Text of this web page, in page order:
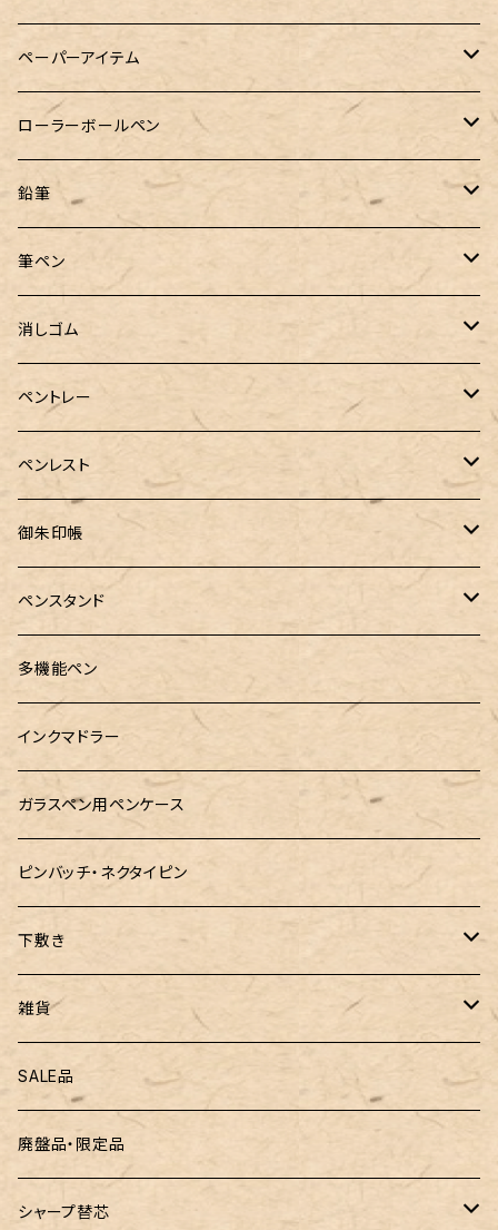
Ystudio（ワイスタジオ）
Nahvalur(ナーヴァル)
TaG サブマリン万年筆 限定ペン先ゴールドプレート
CROSS（クロス）
Sheaffer（シェーファー）
MONTEVERDE（モンテベルデ）
MONTBLANC（モンブラン）
Sheaffer（シェーファー）
マーベラスウッド
トライカラーボールペン
バディ【Mark II(マークツー)】
HUGO BOSS (ヒューゴ ボス)
PARKER(パーカー)
CROSS(クロス)
ANTOU（アントウ）
PenC mini
スタイルフィット ゲルインク
RETRO51
RHODIA(ロディア)
ロットリング
マルチペン
Luddite（ラダイト）
MONTEVERDE(モンテベルテ)
LAMY（ラミー）
ぺんてる
三菱鉛筆
ZEBRA（ゼブラ）
ROMEO（ロメオ）
こぶた工房
Kaweco（カヴェコ）
Ystudio（ワイスタジオ）
エルバン
早川式繰出鉛筆
三菱鉛筆
クルトガ ウッド
ぺんてる
ラミー
ラダイト
PILOT（パイロット）
カスタム
RHODIA(ロディア)
KAYOU＋(カーユプラス)
IWI（アイダブリューアイ）
meister by POINT(マイスターバイポイント)
島田小割製材所
Ystudio（ワイスタジオ）
工房sokoharo（そこはろ）
Ystudio（ワイスタジオ）
ラダイト
Steef&Co.（スティーフ）
富士瘤クラフト
ペーパーアイテム
ヌルリフィル
irofulインクカード
神戸派計画
すずめや
ローラーボールペン
FONTE
ローラーボール 6色キャップ付
鉛筆
サンスター文具
筆ペン
Fonte
消しゴム
消しゴムケース
バハギア&クラフト
ツイスト消しゴム
MONS ORIS (モンズオーリス)
ペントレー
革製ペントレー
ペンレスト
ボルトレッティ
御朱印帳
富士ひのき御朱印帳【巓】
黄金富士ひのき御朱印帳
御朱印帳袋・カバー
CRUCIAL（クルーシャル）御朱印帳
ペンスタンド
Ystudio（ワイスタジオ）
多機能ペン
インクマドラー
ガラスペン用ペンケース
ピンバッチ・ネクタイピン
下敷き
専用リフィル
雑貨
黒板
跳び箱小物入れ
バランスゲーム（3種の木のおもちゃ）
SALE品
廃盤品・限定品
シャープ替芯